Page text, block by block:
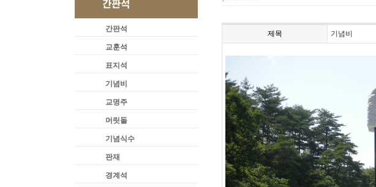
간판석
교훈석
표지석
기념비
교명주
머릿돌
기념식수
판재
경계석
제목 기념비